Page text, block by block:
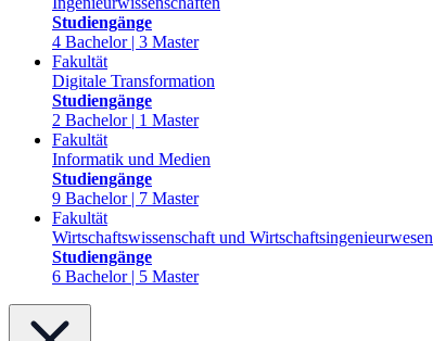
Studiengänge
4 Bachelor | 3 Master
Fakultät
Digitale Transformation
Studiengänge
2 Bachelor | 1 Master
Fakultät
Informatik und Medien
Studiengänge
9 Bachelor | 7 Master
Fakultät
Wirtschaftswissenschaft und Wirtschaftsingenieurwesen
Studiengänge
6 Bachelor | 5 Master